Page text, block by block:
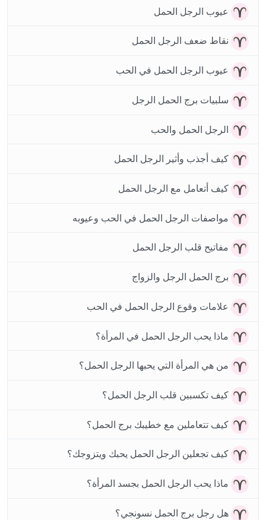
عيوب الرجل الحمل
نقاط ضعف الرجل الحمل
عيوب الرجل الحمل في الحب
سلبيات برج الحمل الرجل
الرجل الحمل والحب
كيف أجذب وأثير الرجل الحمل
كيف أتعامل مع الرجل الحمل
مواصفات الرجل الحمل في الحب وعيوبه
مفاتيح قلب الرجل الحمل
برج الحمل الرجل والزواج
علامات وقوع الرجل الحمل في الحب
ماذا يحب الرجل الحمل في المرأة؟
من هي المرأة التي يحبها الرجل الحمل؟
كيف تكسبين قلب الرجل الحمل؟
كيف تتعاملين مع خطيبك برج الحمل؟
كيف تجعلين الرجل الحمل يحبك ويتزوجك؟
ماذا يحب الرجل الحمل بجسد المرأة؟
هل رجل برج الحمل نسونجي؟